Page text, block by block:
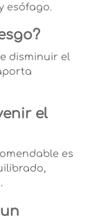
esófago.
disminuir el
el
es